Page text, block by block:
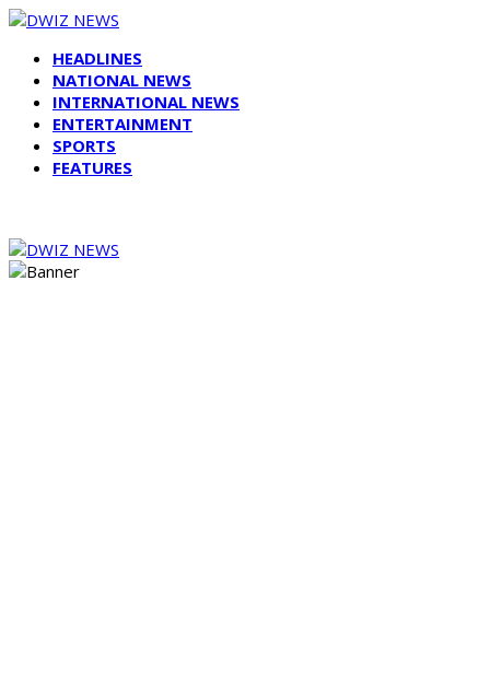
HEADLINES
NATIONAL NEWS
INTERNATIONAL NEWS
ENTERTAINMENT
SPORTS
FEATURES